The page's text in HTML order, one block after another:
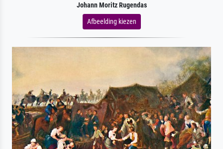
Johann Moritz Rugendas
Afbeelding kiezen